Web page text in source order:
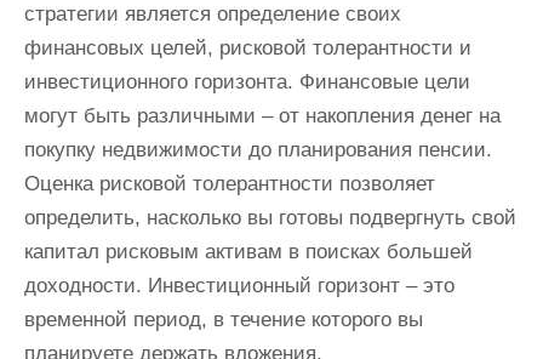
стратегии является определение своих
финансовых целей, рисковой толерантности и
инвестиционного горизонта. Финансовые цели
могут быть различными – от накопления денег на
покупку недвижимости до планирования пенсии.
Оценка рисковой толерантности позволяет
определить, насколько вы готовы подвергнуть свой
капитал рисковым активам в поисках большей
доходности. Инвестиционный горизонт – это
временной период, в течение которого вы
планируете держать вложения.